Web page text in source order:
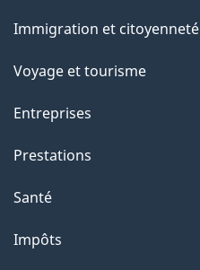
sujets
Immigration et citoyenneté
Voyage et tourisme
Entreprises
Prestations
Santé
Impôts